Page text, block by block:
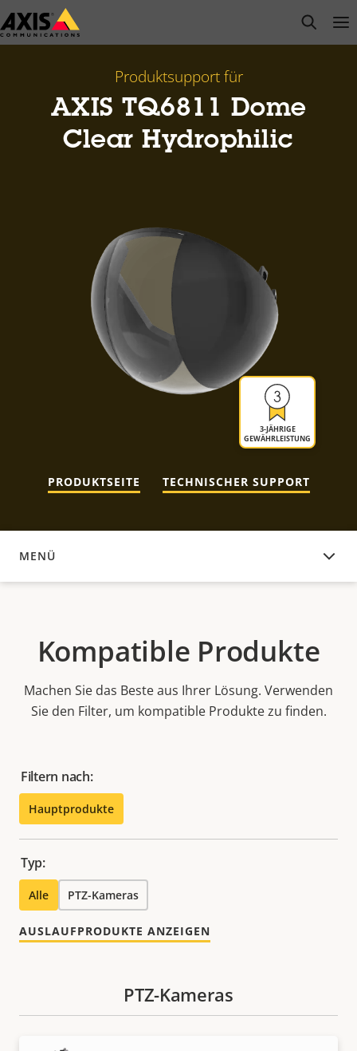
Zum
Hauptinhalt
open
Produktsupport für
AXIS TQ6811 Dome
Clear Hydrophilic
3-JÄHRIGE
GEWÄHRLEISTUNG
PRODUKTSEITE TECHNISCHER SUPPORT
MENÜ
KOMPATIBLE PRODUKTE
Kompatible Produkte
Machen Sie das Beste aus Ihrer Lösung. Verwenden
Sie den Filter, um kompatible Produkte zu finden.
Filtern nach:
Hauptprodukte
Typ:
Alle PTZ-Kameras
AUSLAUFPRODUKTE ANZEIGEN
PTZ-Kameras